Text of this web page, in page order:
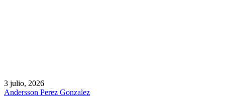
3 julio, 2026
Andersson Perez Gonzalez